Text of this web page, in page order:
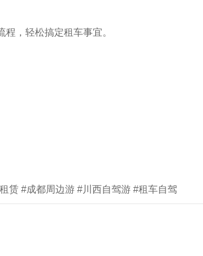
，轻松搞定租车事宜。
赁 #成都周边游 #川西自驾游 #租车自驾